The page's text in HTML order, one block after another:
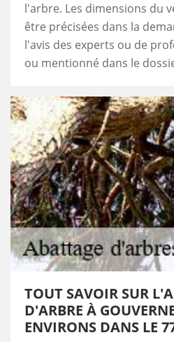
l'arbre. Les dimensions du
être précisées dans la
l'avis des experts ou de
ou mentionné dans le
TOUT SAVOIR SUR
D'ARBRE À
ENVIRONS DANS LE